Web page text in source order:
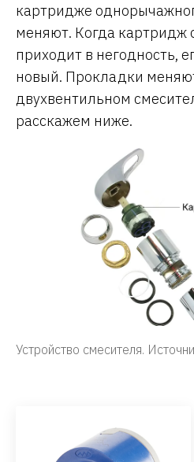
картридже
меняют. Когда картридж
приходит в негодность,
новый. Прокладки
двухвентильном
расскажем ниже.
Устройство смесителя.